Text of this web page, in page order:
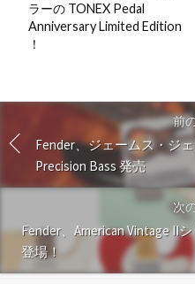
ラーの TONEX Pedal
Anniversary Limited Edition
！
前
Fender、ジェームス・ジ
Precision Bass 発売
次
Fender、American Vintage II
登場！